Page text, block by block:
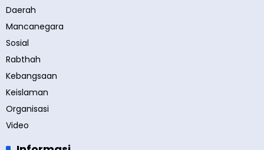
Daerah
Mancanegara
Sosial
Rabthah
Kebangsaan
Keislaman
Organisasi
Video